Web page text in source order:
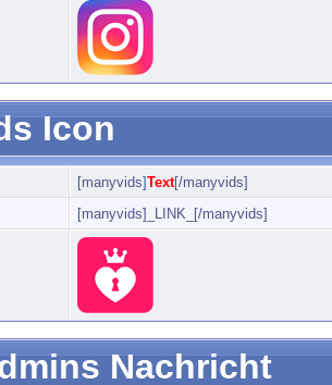
Icon
[manyvids]Text[/manyvids]
[manyvids]_LINK_[/manyvids]
Nachricht